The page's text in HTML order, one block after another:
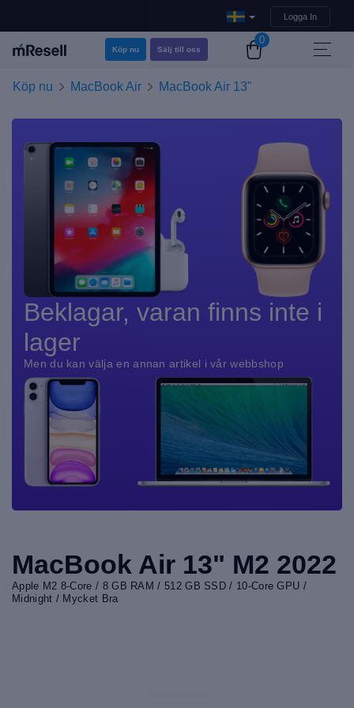
Logga In
Köp nu Sälj till oss
0
Köp nu MacBook Air MacBook Air 13"
Beklagar, varan finns inte i
lager
Men du kan välja en annan artikel i vår webbshop
MacBook Air 13" M2 2022
Apple M2 8-Core / 8 GB RAM / 512 GB SSD / 10-Core GPU /
Midnight / Mycket Bra